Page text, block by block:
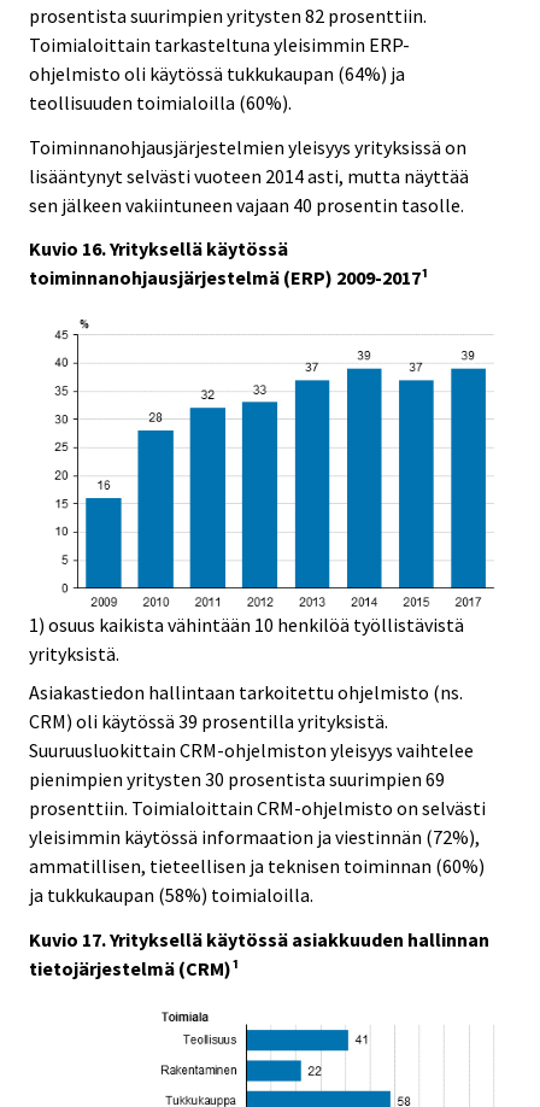
prosentista suurimpien yritysten 82 prosenttiin.
Toimialoittain tarkasteltuna yleisimmin ERP-
ohjelmisto oli käytössä tukkukaupan (64%) ja
teollisuuden toimialoilla (60%).
Toiminnanohjausjärjestelmien yleisyys yrityksissä on
lisääntynyt selvästi vuoteen 2014 asti, mutta näyttää
sen jälkeen vakiintuneen vajaan 40 prosentin tasolle.
Kuvio 16. Yrityksellä käytössä
toiminnanohjausjärjestelmä (ERP) 2009-2017¹
1) osuus kaikista vähintään 10 henkilöä työllistävistä
yrityksistä.
Asiakastiedon hallintaan tarkoitettu ohjelmisto (ns.
CRM) oli käytössä 39 prosentilla yrityksistä.
Suuruusluokittain CRM-ohjelmiston yleisyys vaihtelee
pienimpien yritysten 30 prosentista suurimpien 69
prosenttiin. Toimialoittain CRM-ohjelmisto on selvästi
yleisimmin käytössä informaation ja viestinnän (72%),
ammatillisen, tieteellisen ja teknisen toiminnan (60%)
ja tukkukaupan (58%) toimialoilla.
Kuvio 17. Yrityksellä käytössä asiakkuuden hallinnan
tietojärjestelmä (CRM)¹